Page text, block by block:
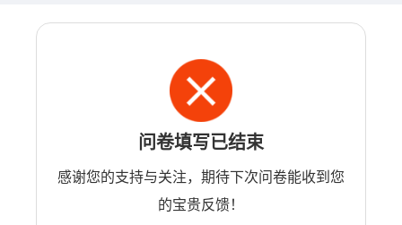
问卷填写已结束
感谢您的支持与关注，期待下次问卷能收到您
的宝贵反馈！